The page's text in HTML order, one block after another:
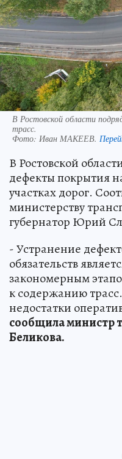
В Ростовской области
трасс.
Фото: Иван МАКЕЕВ.
В Ростовской
дефекты покрытия
участках дорог.
министерству
губернатор Юрий
- Устранение
обязательств
закономерным
к содержанию
недостатки
сообщила министр
Беликова.